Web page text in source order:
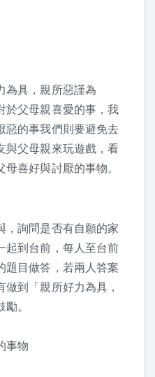
為具，親所惡謹為
於父母親喜愛的事，我
惡的事我們則要避免去
與父母親來玩遊戲，看
喜好與討厭的事物。
，詢問是否有自願的家
起到台前，每人至台前
題目做答，若兩人答案
到「親所好力為具，
。
事物